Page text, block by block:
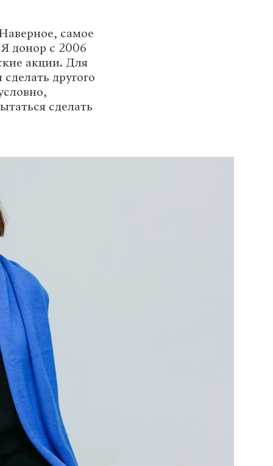
самое
донор с 2006
акции. Для
другого
сделать